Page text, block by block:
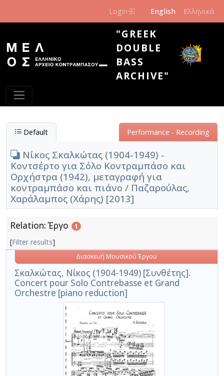
Login English Ελληνικά
"GREEK
DOUBLE
BASS
ARCHIVE"
Default Performance - Recording
Νίκος Σκαλκώτας (1904-1949) -
Κοντσέρτο για Σόλο Κοντραμπάσο και
Ορχήστρα (1942), μεταγραφή για
κοντραμπάσο και πιάνο / Παζαρούλας,
Χαράλαμπος (Χάρης) [2013]
Relation: Έργο 1
[Filter results]
Σκαλκώτας, Νίκος (1904-1949) [Συνθέτης].
Concert pour Solo Contrebasse et Grand
Orchestre [piano reduction]
Διασκευή Μουσικού Έργου